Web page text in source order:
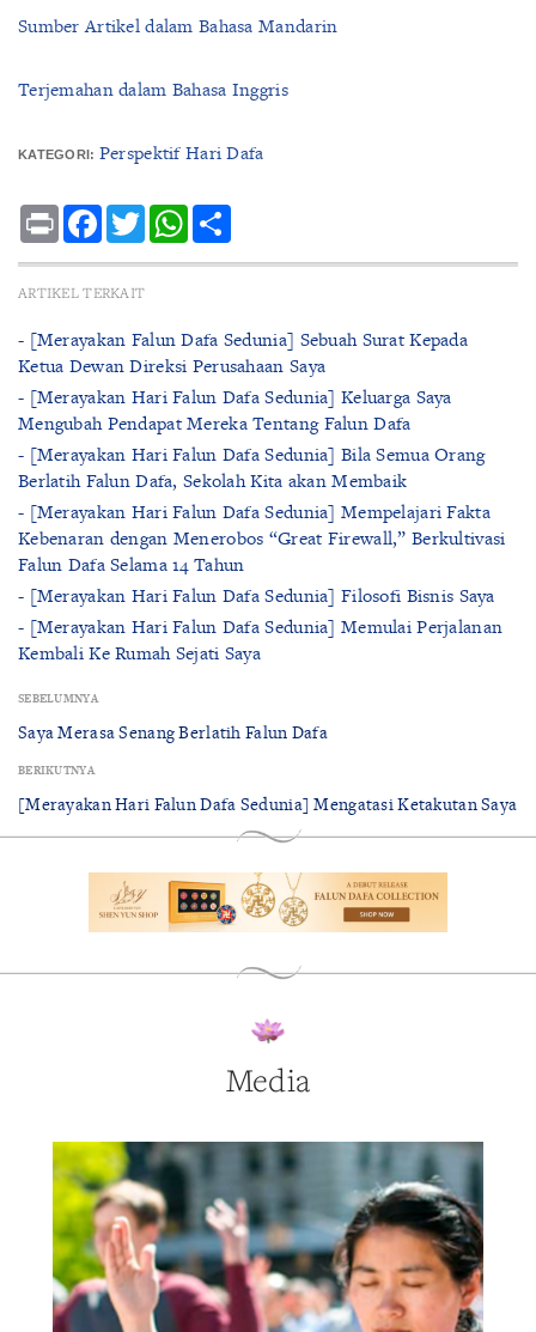
Sumber Artikel dalam Bahasa Mandarin
Terjemahan dalam Bahasa Inggris
KATEGORI: Perspektif Hari Dafa
Print Facebook
TwitterWhatsApp
ARTIKEL TERKAIT
- [Merayakan Falun Dafa Sedunia] Sebuah Surat Kepada
Ketua Dewan Direksi Perusahaan Saya
- [Merayakan Hari Falun Dafa Sedunia] Keluarga Saya
Mengubah Pendapat Mereka Tentang Falun Dafa
- [Merayakan Hari Falun Dafa Sedunia] Bila Semua Orang
Berlatih Falun Dafa, Sekolah Kita akan Membaik
- [Merayakan Hari Falun Dafa Sedunia] Mempelajari Fakta
Kebenaran dengan Menerobos “Great Firewall,” Berkultivasi
Falun Dafa Selama 14 Tahun
- [Merayakan Hari Falun Dafa Sedunia] Filosofi Bisnis Saya
- [Merayakan Hari Falun Dafa Sedunia] Memulai Perjalanan
Kembali Ke Rumah Sejati Saya
SEBELUMNYA
Saya Merasa Senang Berlatih Falun Dafa
BERIKUTNYA
[Merayakan Hari Falun Dafa Sedunia] Mengatasi Ketakutan Saya
Media